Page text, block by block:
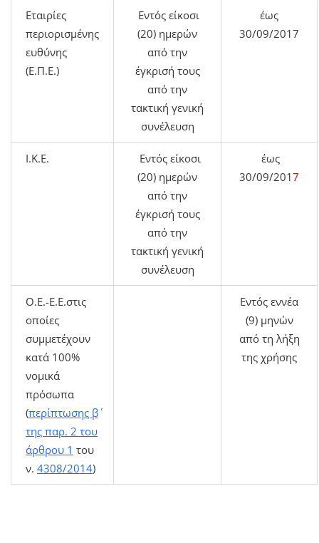
Εταιρίες
περιορισμένης
ευθύνης
(Ε.Π.Ε.)
Εντός είκοσι
(20) ημερών
από την
έγκρισή τους
από την
τακτική γενική
συνέλευση
έως
30/09/2017
Ι.Κ.Ε.
Εντός είκοσι
(20) ημερών
από την
έγκρισή τους
από την
τακτική γενική
συνέλευση
έως
30/09/2017
Ο.Ε.-Ε.Ε.στις
οποίες
συμμετέχουν
κατά 100%
νομικά
πρόσωπα
(περίπτωσης β΄
της παρ. 2 του
άρθρου 1 του
ν. 4308/2014)
Εντός εννέα
(9) μηνών
από τη λήξη
της χρήσης